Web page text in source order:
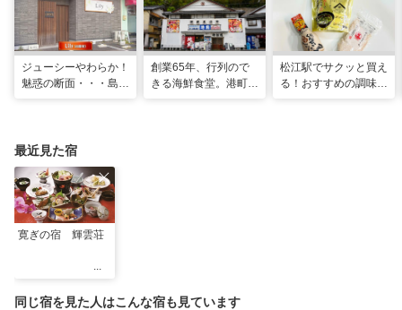
ジューシーやわらか！
魅惑の断面・・・島根
創業65年、行列ので
きる海鮮食堂。港町で
松江駅でサクッと買え
る！おすすめの調味料
最近見た宿
寛ぎの宿 輝雲荘
同じ宿を見た人はこんな宿も見ています